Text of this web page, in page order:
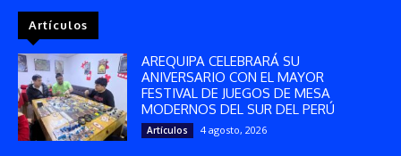
Artículos
AREQUIPA CELEBRARÁ SU
ANIVERSARIO CON EL MAYOR
FESTIVAL DE JUEGOS DE MESA
MODERNOS DEL SUR DEL PERÚ
Artículos 4 agosto, 2026